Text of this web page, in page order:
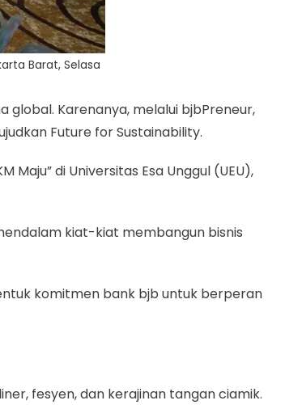
Barat, Selasa
global. Karenanya, melalui bjbPreneur,
Future for Sustainability.
di Universitas Esa Unggul (UEU),
kiat-kiat membangun bisnis
komitmen bank bjb untuk berperan
fesyen, dan kerajinan tangan ciamik.